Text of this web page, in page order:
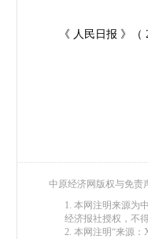
《 人民日报 》（
中原经济网版权与免责
1. 本网注明来源为
经济报社授权，不
2. 本网注明“来源